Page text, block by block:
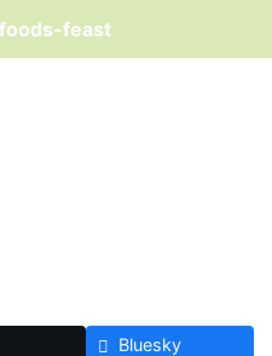
Bluesky